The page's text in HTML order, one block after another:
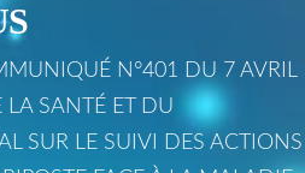
N°401 DU 7 AVRIL
SANTÉ ET DU
SUR LE SUIVI DES ACTIONS